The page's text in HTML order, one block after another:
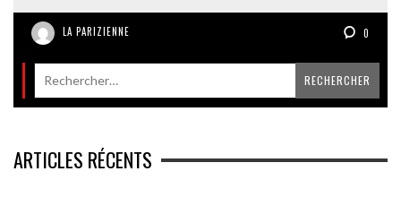
LA PARIZIENNE 0
ARTICLES RÉCENTS